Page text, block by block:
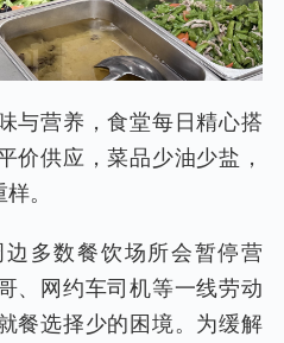
与营养，食堂每日精心搭
价供应，菜品少油少盐，
。
多数餐饮场所会暂停营
、网约车司机等一线劳动
餐选择少的困境。为缓解